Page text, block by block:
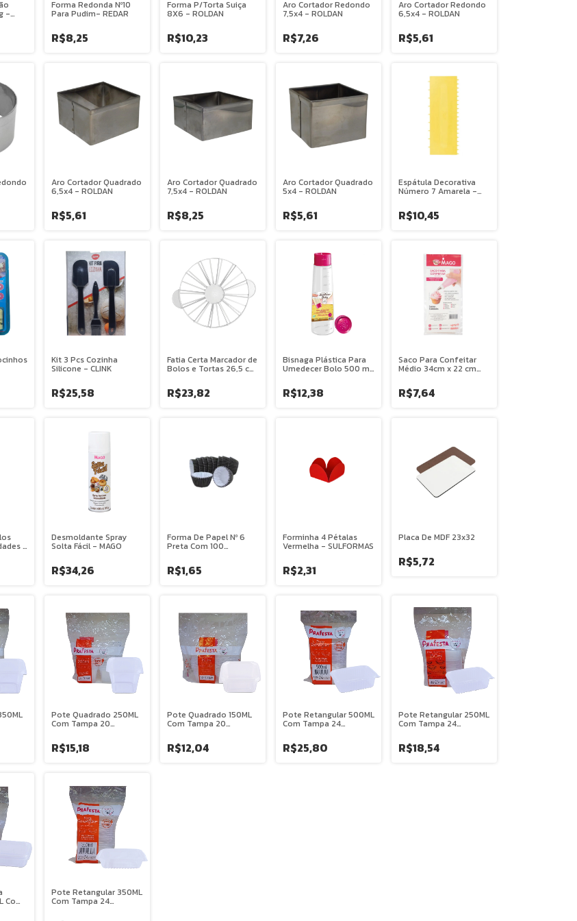
-
Forma Redonda Nº10
Para Pudim- REDAR
R$8,25
Forma P/Torta Suiça
8X6 - ROLDAN
R$10,23
Aro Cortador Redondo
7,5x4 - ROLDAN
R$7,26
Aro Cortador Redondo
6,5x4 - ROLDAN
R$5,61
Aro Cortador Quadrado
6,5x4 - ROLDAN
R$5,61
Aro Cortador Quadrado
7,5x4 - ROLDAN
R$8,25
Aro Cortador Quadrado
5x4 - ROLDAN
R$5,61
Espátula Decorativa
Número 7 Amarela -
R$10,45
Kit 3 Pcs Cozinha
Silicone - CLINK
R$25,58
Fatia Certa Marcador de
Bolos e Tortas 26,5 cm
Fatias - MAGO
R$23,82
Bisnaga Plástica Para
Umedecer Bolo 500 ml
R$12,38
Saco Para Confeitar
Médio 34cm x 22 cm
MAGO
R$7,64
-
Desmoldante Spray
Solta Fácil - MAGO
R$34,26
Forma De Papel Nº 6
Preta Com 100
R$1,65
Forminha 4 Pétalas
Vermelha - SULFORMAS
R$2,31
Placa De MDF 23x32
R$5,72
Pote Quadrado 250ML
Com Tampa 20
R$15,18
Pote Quadrado 150ML
Com Tampa 20
R$12,04
Pote Retangular 500ML
Com Tampa 24
R$25,80
Pote Retangular 250ML
Com Tampa 24
R$18,54
Com
Pote Retangular 350ML
Com Tampa 24